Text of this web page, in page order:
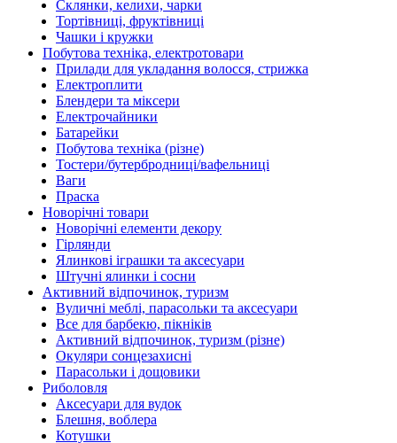
Склянки, келихи, чарки
Тортівниці, фруктівниці
Чашки і кружки
Побутова техніка, електротовари
Прилади для укладання волосся, стрижка
Електроплити
Блендери та міксери
Електрочайники
Батарейки
Побутова техніка (різне)
Тостери/бутербродниці/вафельниці
Ваги
Праска
Новорічні товари
Новорічні елементи декору
Гірлянди
Ялинкові іграшки та аксесуари
Штучні ялинки і сосни
Активний відпочинок, туризм
Вуличні меблі, парасольки та аксесуари
Все для барбекю, пікніків
Активний відпочинок, туризм (різне)
Окуляри сонцезахисні
Парасольки і дощовики
Риболовля
Аксесуари для вудок
Блешня, воблера
Котушки